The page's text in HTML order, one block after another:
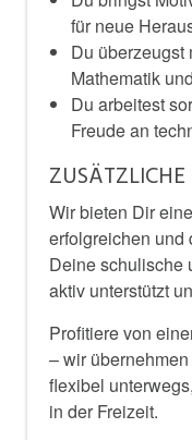
für neue
Du überzeugst
Mathematik
Du arbeitest
Freude an
Wir bieten Dir
erfolgreichen und
Deine schulische
aktiv unterstützt
Profitiere von
– wir
flexibel
in der Freizeit.